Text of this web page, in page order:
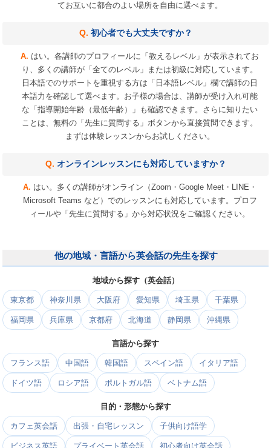
てお互いに都合のよい場所を自由に選べます。
初心者でも大丈夫ですか？
はい。各講師のプロフィールに「教えるレベル」が表示されてお
り、多くの講師が「全てのレベル」または初級に対応しています。
日本語でのサポートを重視する方は「日本語レベル」欄で講師の日
本語力を確認して選べます。お子様の場合は、講師が受け入れ可能
な「指導開始年齢（最低年齢）」も確認できます。さらに知りたい
ことは、無料の「先生に質問する」ボタンから直接質問できます。
まずは体験レッスンからお試しください。
オンラインレッスンにも対応していますか？
はい。多くの講師がオンライン（Zoom・Google Meet・LINE・
Microsoft Teams など）でのレッスンにも対応しています。プロフ
ィールや「先生に質問する」から対応状況をご確認ください。
他の地域・言語から英会話の先生を探す
地域から探す（英会話）
東京都 神奈川県 大阪府 愛知県 埼玉県 千葉県
福岡県 兵庫県 京都府 北海道 静岡県 沖縄県
言語から探す
フランス語 中国語 韓国語 スペイン語 イタリア語
ドイツ語 ロシア語 ポルトガル語 ベトナム語
目的・形態から探す
カフェ英会話 出張・自宅レッスン 子供向け語学
ビジネス英語 プライベート英会話 初心者向け英会話